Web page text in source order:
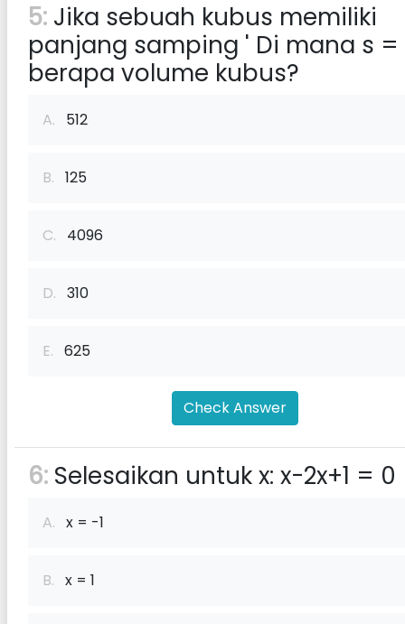
5: Jika sebuah kubus memiliki
panjang samping ' Di mana s =
berapa volume kubus?
A. 512
B. 125
C. 4096
D. 310
E. 625
Check Answer
6: Selesaikan untuk x: x-2x+1 = 0
A. x = -1
B. x = 1